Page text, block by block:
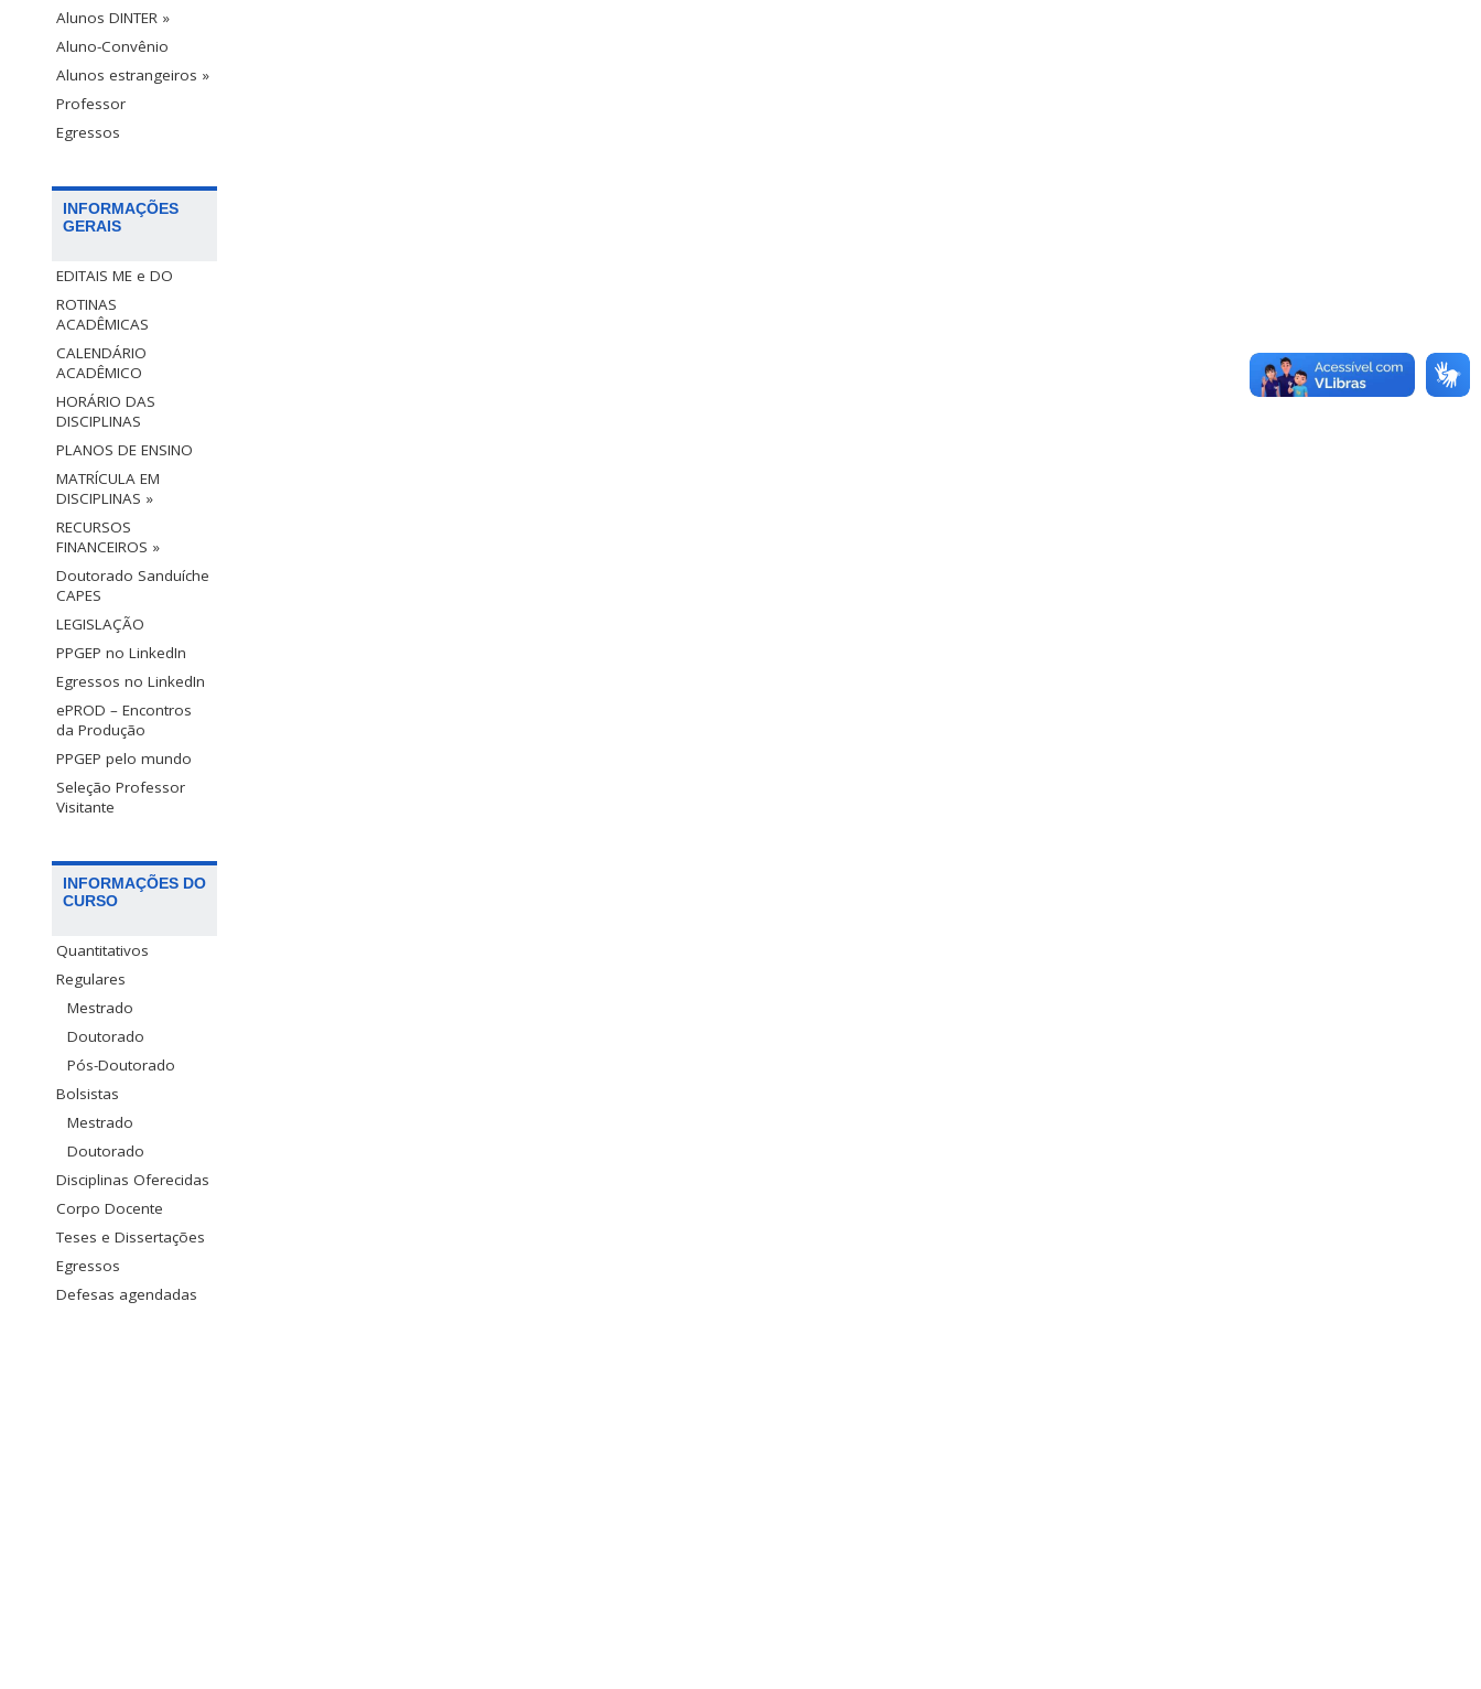
Alunos DINTER »
Aluno-Convênio
Alunos estrangeiros »
Professor
Egressos
INFORMAÇÕES
GERAIS
EDITAIS ME e DO
ROTINAS
ACADÊMICAS
CALENDÁRIO
ACADÊMICO
HORÁRIO DAS
DISCIPLINAS
PLANOS DE ENSINO
MATRÍCULA EM
DISCIPLINAS »
RECURSOS
FINANCEIROS »
Doutorado Sanduíche
CAPES
LEGISLAÇÃO
PPGEP no LinkedIn
Egressos no LinkedIn
ePROD – Encontros
da Produção
PPGEP pelo mundo
Seleção Professor
Visitante
INFORMAÇÕES DO
CURSO
Quantitativos
Regulares
Mestrado
Doutorado
Pós-Doutorado
Bolsistas
Mestrado
Doutorado
Disciplinas Oferecidas
Corpo Docente
Teses e Dissertações
Egressos
Defesas agendadas